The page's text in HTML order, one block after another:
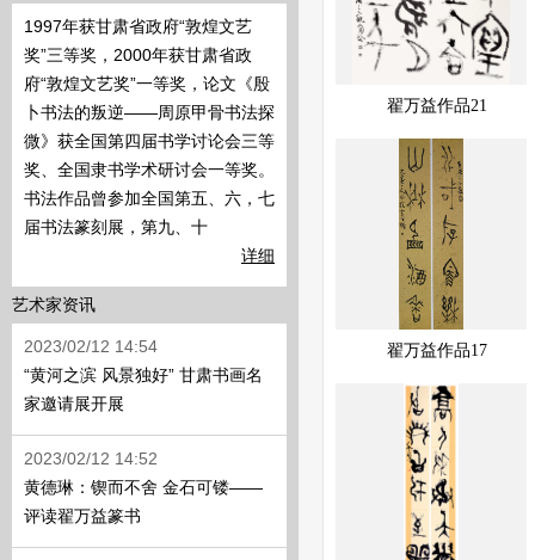
1997年获甘肃省政府“敦煌文艺
奖”三等奖，2000年获甘肃省政
府“敦煌文艺奖”一等奖，论文《殷
卜书法的叛逆——周原甲骨书法探
微》获全国第四届书学讨论会三等
奖、全国隶书学术研讨会一等奖。
书法作品曾参加全国第五、六，七
届书法篆刻展，第九、十
详细
艺术家资讯
2023/02/12 14:54
“黄河之滨 风景独好” 甘肃书画名
家邀请展开展
2023/02/12 14:52
黄德琳：锲而不舍 金石可镂——
评读翟万益篆书
展示中 快速查看
翟万益作品21
展示中 快速查看
翟万益作品17